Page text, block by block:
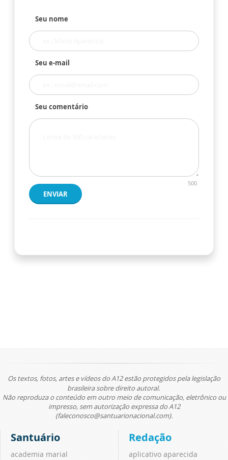
Seu nome
Seu e-mail
Seu comentário
500
ENVIAR
Os textos, fotos, artes e vídeos do A12 estão protegidos pela legislação
brasileira sobre direito autoral.
Não reproduza o conteúdo em outro meio de comunicação, eletrônico ou
impresso, sem autorização expressa do A12
(faleconosco@santuarionacional.com).
Santuário
academia marial
Redação
aplicativo aparecida